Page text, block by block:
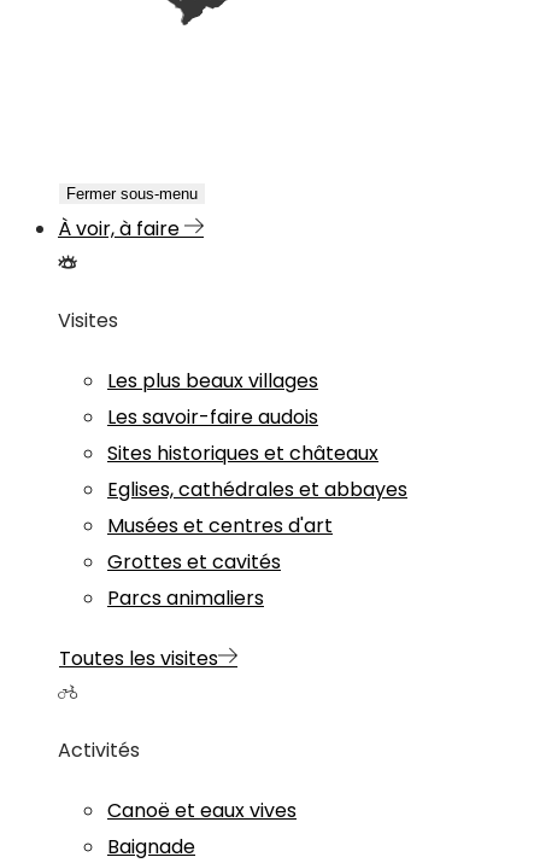
Fermer sous-menu
À voir, à faire
Visites
Les plus beaux villages
Les savoir-faire audois
Sites historiques et châteaux
Eglises, cathédrales et abbayes
Musées et centres d'art
Grottes et cavités
Parcs animaliers
Toutes les visites
Activités
Canoë et eaux vives
Baignade